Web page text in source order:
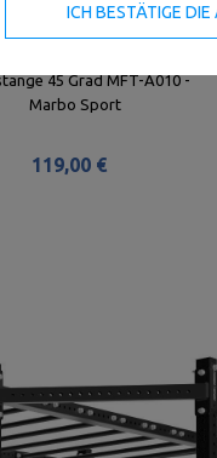
45 Grad MFT-A010 -
Marbo Sport
119,00 €
ICH BESTÄTIGE DIE